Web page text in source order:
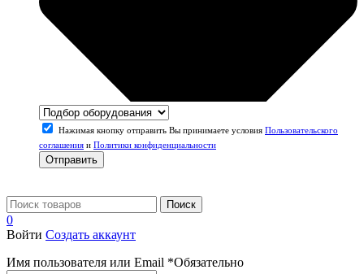
Нажимая кнопку отправить Вы принимаете условия Пользовательского
соглашения и Политики конфиденциальности
Отправить
Поиск
0
Войти Создать аккаунт
Имя пользователя или Email *Обязательно